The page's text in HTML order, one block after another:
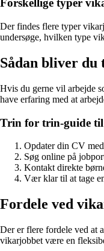
Forskellige typer
Der findes flere typer
undersøge, hvilken type
Sådan bliver
Hvis du gerne vil arbejde
have erfaring med at
Trin for trin-guide
Opdater din CV
Søg online på
Kontakt direkte
Vær klar til at tage
Fordele ved
Der er flere fordele ved at
vikarjobbet være en